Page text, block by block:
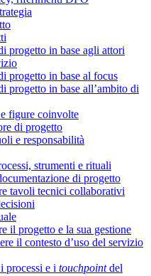
progetto in base agli attori
progetto in base al focus
progetto in base all’ambito di
figure coinvolte
di progetto
e responsabilità
strumenti e rituali
di progetto
tavoli tecnici collaborativi
il progetto e la sua gestione
il contesto d’uso del servizio
processi e i touchpointdel